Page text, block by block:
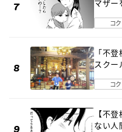
マザー
コ
「不
スク
コ
【不
ない